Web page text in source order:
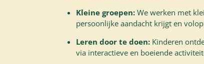
Kleine groepen: We werken met
persoonlijke aandacht krijgt en
Leren door te doen: Kinderen
via interactieve en boeiende